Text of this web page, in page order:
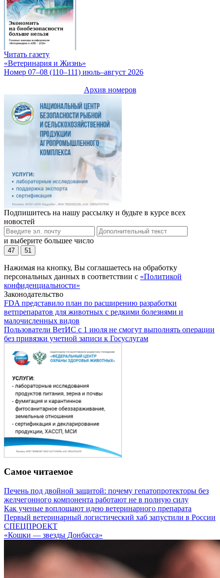
Читать газету
«Ветеринария и Жизнь»
Номер 07–08 (110–111) июль–август 2026
Архив номеров
Подпишитесь на нашу рассылку и будьте в курсе всех
новостей
и выберите большее число
47 51
Нажимая на кнопку, Вы соглашаетесь на обработку
персональных данных в соответствии с «Политикой
конфиденциальности»
Законодательство
FDA представило план по расширению разработки
ветпрепаратов для животных с редкими болезнями и
малочисленных видов
Пользователи ВетИС с 1 июля не смогут выполнять операции
без привязки учетной записи к Госуслугам
Самое читаемое
Печень под двойной защитой: почему гепатопротекторы без
желчегонного компонента работают не в полную силу
Как ученые воплощают идею ветеринарного препарата
Первый ветеринарный логистический хаб запустили в России
СПЕЦПРОЕКТ
«Кошки — звезды Донбасса»